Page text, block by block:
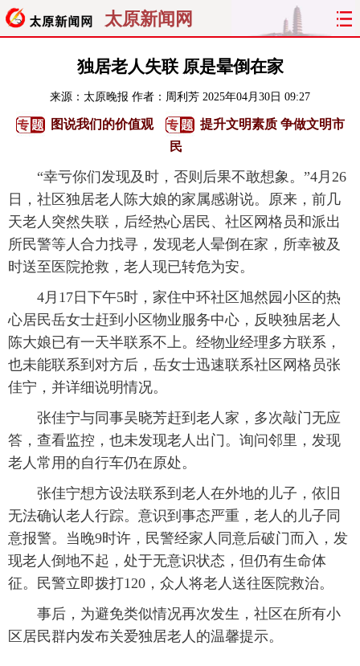
太原新闻网
聚焦 太原
经济 关注 文明 出行
旅游 理财 政务 教育
看天下 晋月读 最太原 网罗民生
太原日报 太原晚报 热评
独居老人失联 原是晕倒在家
来源： 太原晚报 作者：周利芳 2025年04月30日 09:27
图说我们的价值观
提升文明素质 争做文明市
民
“幸亏你们发现及时，否则后果不敢想象。”4月26
日，社区独居老人陈大娘的家属感谢说。原来，前几
天老人突然失联，后经热心居民、社区网格员和派出
所民警等人合力找寻，发现老人晕倒在家，所幸被及
时送至医院抢救，老人现已转危为安。
4月17日下午5时，家住中环社区旭然园小区的热
心居民岳女士赶到小区物业服务中心，反映独居老人
陈大娘已有一天半联系不上。经物业经理多方联系，
也未能联系到对方后，岳女士迅速联系社区网格员张
佳宁，并详细说明情况。
张佳宁与同事吴晓芳赶到老人家，多次敲门无应
答，查看监控，也未发现老人出门。询问邻里，发现
老人常用的自行车仍在原处。
张佳宁想方设法联系到老人在外地的儿子，依旧
无法确认老人行踪。意识到事态严重，老人的儿子同
意报警。当晚9时许，民警经家人同意后破门而入，发
现老人倒地不起，处于无意识状态，但仍有生命体
征。民警立即拨打120，众人将老人送往医院救治。
事后，为避免类似情况再次发生，社区在所有小
区居民群内发布关爱独居老人的温馨提示。